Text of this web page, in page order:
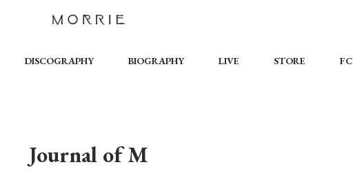
DISCOGRAPHY BIOGRAPHY LIVE STORE FC
Journal of M